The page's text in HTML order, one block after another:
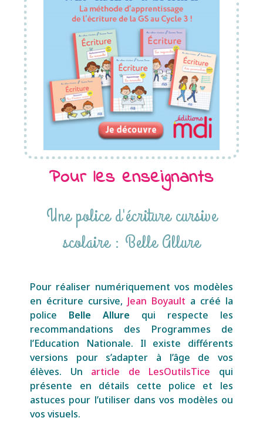
Pour les enseignants
Une police d'écriture cursive
scolaire : Belle Allure
Pour réaliser numériquement vos modèles
en écriture cursive, Jean Boyault a créé la
police Belle Allure qui respecte les
recommandations des Programmes de
l’Education Nationale. Il existe différents
versions pour s’adapter à l’âge de vos
élèves. Un article de LesOutilsTice qui
présente en détails cette police et les
astuces pour l’utiliser dans vos modèles ou
vos visuels.